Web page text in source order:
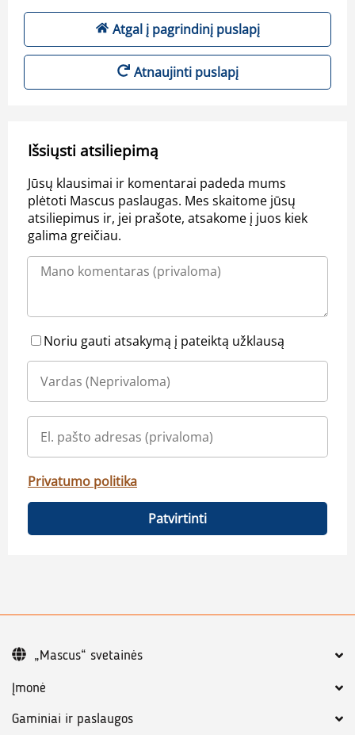
Atgal į pagrindinį puslapį
Atnaujinti puslapį
Išsiųsti atsiliepimą
Jūsų klausimai ir komentarai padeda mums
plėtoti Mascus paslaugas. Mes skaitome jūsų
atsiliepimus ir, jei prašote, atsakome į juos kiek
galima greičiau.
Noriu gauti atsakymą į pateiktą užklausą
Privatumo politika
Patvirtinti
Įmonė
Gaminiai ir paslaugos
„Mascus“ svetainės